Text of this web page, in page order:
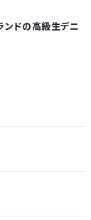
ンドの高級生デニ